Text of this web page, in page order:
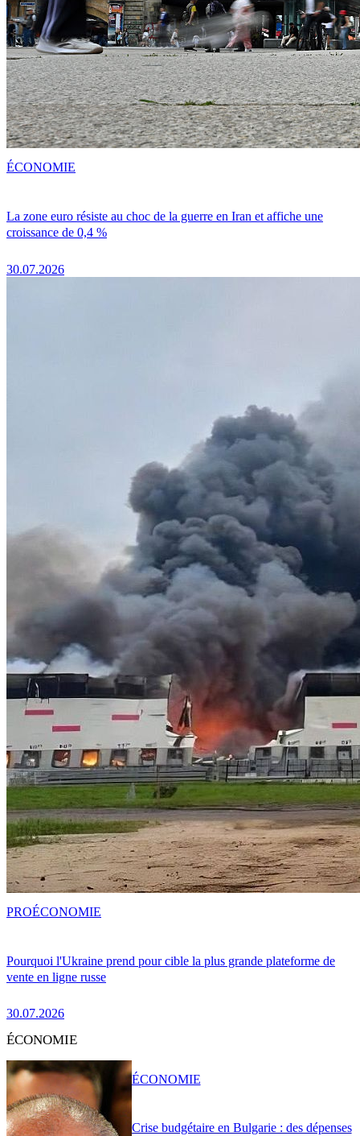
La zone euro résiste au choc de la guerre en Iran et affiche une
croissance de 0,4 %
30.07.2026
ÉCONOMIE
Pourquoi l'Ukraine prend pour cible la plus grande plateforme de
vente en ligne russe
30.07.2026
PROÉCONOMIE
ÉCONOMIE
Crise budgétaire en Bulgarie : des dépenses
ÉCONOMIE